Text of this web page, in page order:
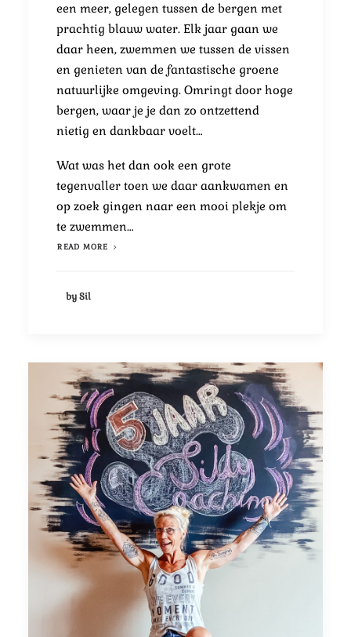
een meer, gelegen tussen de bergen met
prachtig blauw water. Elk jaar gaan we
daar heen, zwemmen we tussen de vissen
en genieten van de fantastische groene
natuurlijke omgeving. Omringt door hoge
bergen, waar je je dan zo ontzettend
nietig en dankbaar voelt…
Wat was het dan ook een grote
tegenvaller toen we daar aankwamen en
op zoek gingen naar een mooi plekje om
te zwemmen…
READ MORE
by Sil